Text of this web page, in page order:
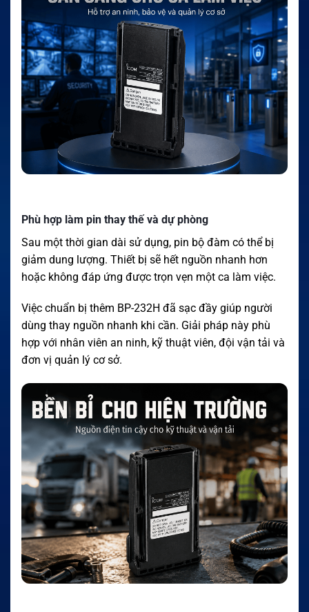
Phù hợp làm pin thay thế và dự phòng
Sau một thời gian dài sử dụng, pin bộ đàm có thể bị
giảm dung lượng. Thiết bị sẽ hết nguồn nhanh hơn
hoặc không đáp ứng được trọn vẹn một ca làm việc.
Việc chuẩn bị thêm BP-232H đã sạc đầy giúp người
dùng thay nguồn nhanh khi cần. Giải pháp này phù
hợp với nhân viên an ninh, kỹ thuật viên, đội vận tải và
đơn vị quản lý cơ sở.